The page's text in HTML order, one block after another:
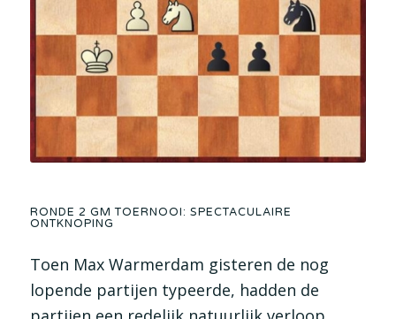
RONDE 2 GM TOERNOOI: SPECTACULAIRE
ONTKNOPING
Toen Max Warmerdam gisteren de nog
lopende partijen typeerde, hadden de